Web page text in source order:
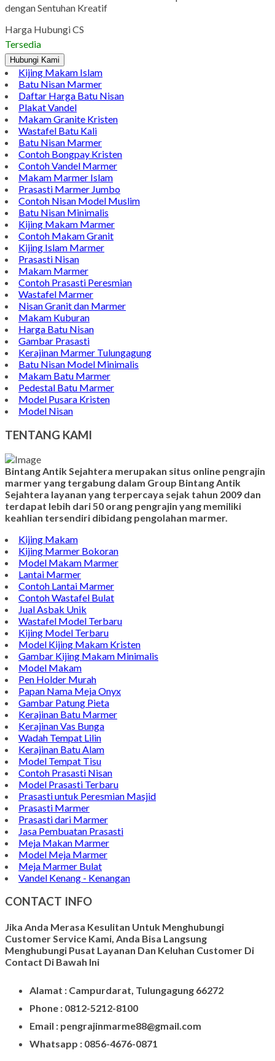
dengan Sentuhan Kreatif
Harga Hubungi CS
Tersedia
Hubungi Kami
Kijing Makam Islam
Batu Nisan Marmer
Daftar Harga Batu Nisan
Plakat Vandel
Makam Granite Kristen
Wastafel Batu Kali
Batu Nisan Marmer
Contoh Bongpay Kristen
Contoh Vandel Marmer
Makam Marmer Islam
Prasasti Marmer Jumbo
Contoh Nisan Model Muslim
Batu Nisan Minimalis
Kijing Makam Marmer
Contoh Makam Granit
Kijing Islam Marmer
Prasasti Nisan
Makam Marmer
Contoh Prasasti Peresmian
Wastafel Marmer
Nisan Granit dan Marmer
Makam Kuburan
Harga Batu Nisan
Gambar Prasasti
Kerajinan Marmer Tulungagung
Batu Nisan Model Minimalis
Makam Batu Marmer
Pedestal Batu Marmer
Model Pusara Kristen
Model Nisan
TENTANG KAMI
Bintang Antik Sejahtera merupakan situs online pengrajin
marmer yang tergabung dalam Group Bintang Antik
Sejahtera layanan yang terpercaya sejak tahun 2009 dan
terdapat lebih dari 50 orang pengrajin yang memiliki
keahlian tersendiri dibidang pengolahan marmer.
Kijing Makam
Kijing Marmer Bokoran
Model Makam Marmer
Lantai Marmer
Contoh Lantai Marmer
Contoh Wastafel Bulat
Jual Asbak Unik
Wastafel Model Terbaru
Kijing Model Terbaru
Model Kijing Makam Kristen
Gambar Kijing Makam Minimalis
Model Makam
Pen Holder Murah
Papan Nama Meja Onyx
Gambar Patung Pieta
Kerajinan Batu Marmer
Kerajinan Vas Bunga
Wadah Tempat Lilin
Kerajinan Batu Alam
Model Tempat Tisu
Contoh Prasasti Nisan
Model Prasasti Terbaru
Prasasti untuk Peresmian Masjid
Prasasti Marmer
Prasasti dari Marmer
Jasa Pembuatan Prasasti
Meja Makan Marmer
Model Meja Marmer
Meja Marmer Bulat
Vandel Kenang - Kenangan
CONTACT INFO
Jika Anda Merasa Kesulitan Untuk Menghubungi
Customer Service Kami, Anda Bisa Langsung
Menghubungi Pusat Layanan Dan Keluhan Customer Di
Contact Di Bawah Ini
Alamat : Campurdarat, Tulungagung 66272
Phone : 0812-5212-8100
Email : pengrajinmarme88@gmail.com
Whatsapp : 0856-4676-0871